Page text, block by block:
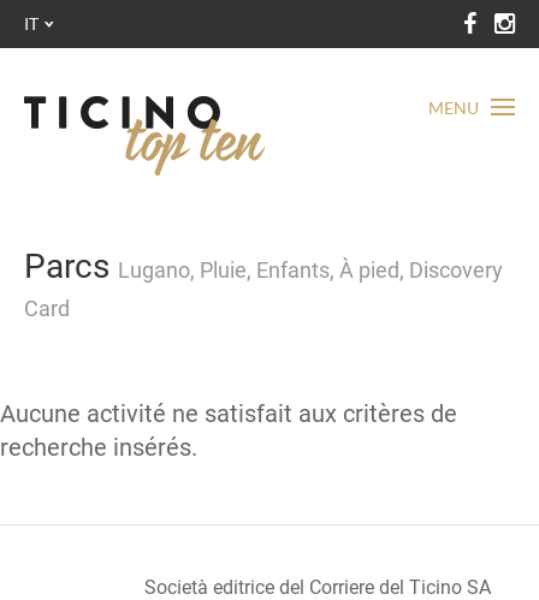
MENU
IT
Parcs Lugano, Pluie, Enfants, À pied, Discovery
Card
Aucune activité ne satisfait aux critères de
recherche insérés.
Società editrice del Corriere del Ticino SA